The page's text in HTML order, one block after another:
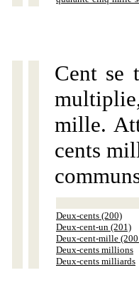
Cent se
mille.
cents
Deux-cents (200)
Deux-cent-un (201)
Deux-cent-mille
Deux-cents millions
Deux-cents milliards